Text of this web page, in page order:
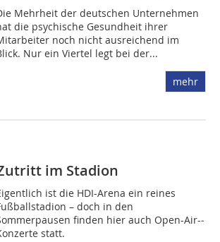
Mehrheit der deutschen Unternehmen
die psychische Gesundheit ihrer
noch nicht ausreichend im
Nur ein Viertel legt bei der...
mehr
im Stadion
ist die HDI-Arena ein reines
– doch in den
finden hier auch Open-Air-­
statt.